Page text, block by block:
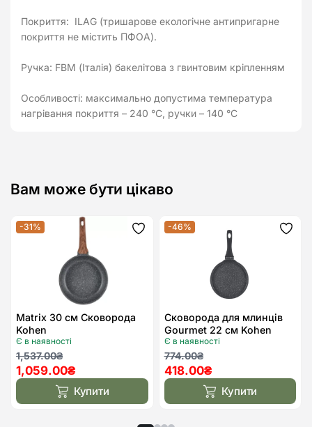
Покриття: ILAG (тришарове екологічне антипригарне
покриття не містить ПФОА).
Ручка: FBM (Італія) бакелітова з гвинтовим кріпленням
Особливості: максимально допустима температура
нагрівання покриття – 240 °C, ручки – 140 °C
Вам може бути цікаво
-31% Додати
Matrix 30 см Сковорода
Kohen
Є в наявності
1,537.00₴
Оригінальна
ціна:
1,537.00₴.
1,059.00₴
Поточна
ціна:
1,059.00₴.Купити
-46%
Сковорода для млинців
Gourmet 22 см Kohen
Є в наявності
774.00₴
Оригінальна
ціна:
774.00₴.
418.00₴
Поточна
ціна:
418.00₴. Купити